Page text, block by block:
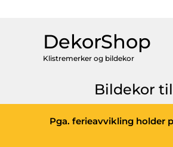
DekorShop
Klistremerker og bildekor
Bildekor
Pga. ferieavvikling holder